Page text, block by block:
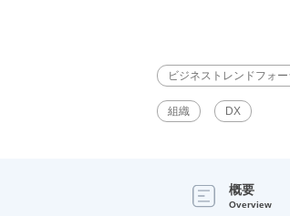
ビジネストレンドフォー
組織 DX
概要
Overview